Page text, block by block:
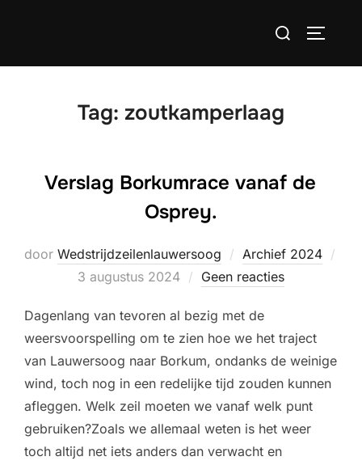
Zoek
Tag: zoutkamperlaag
Verslag Borkumrace vanaf de
Osprey.
door Wedstrijdzeilenlauwersoog
Archief 2024
Geplaatst
3 augustus 2024 Geen reacties
Dagenlang van tevoren al bezig met de
weersvoorspelling om te zien hoe we het traject
van Lauwersoog naar Borkum, ondanks de weinige
wind, toch nog in een redelijke tijd zouden kunnen
afleggen. Welk zeil moeten we vanaf welk punt
gebruiken?Zoals we allemaal weten is het weer
toch altijd net iets anders dan verwacht en